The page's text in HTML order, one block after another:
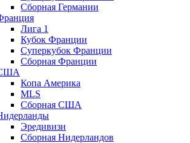
Сборная Германии
Лига 1
Кубок Франции
Суперкубок Франции
Сборная Франции
Копа Америка
MLS
Сборная США
Эредивизи
Сборная Нидерландов